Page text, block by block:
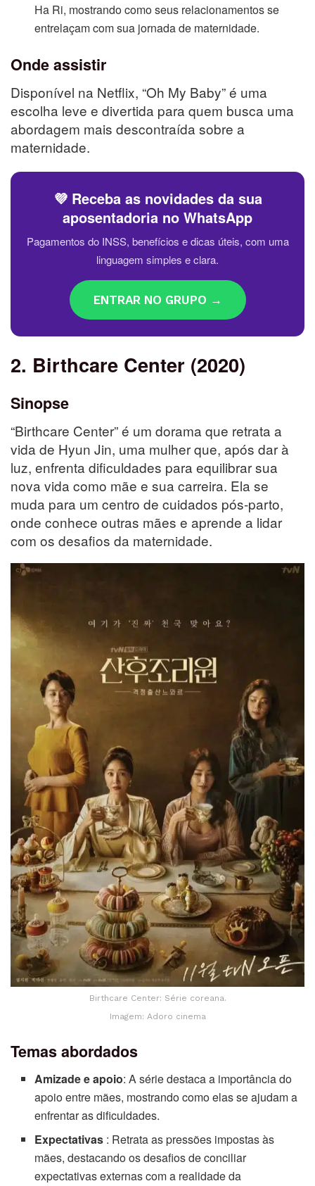
Ha Ri, mostrando como seus relacionamentos se
entrelaçam com sua jornada de maternidade.
Onde assistir
Disponível na Netflix, “Oh My Baby” é uma
escolha leve e divertida para quem busca uma
abordagem mais descontraída sobre a
maternidade.
💜 Receba as novidades da sua
aposentadoria no WhatsApp
Pagamentos do INSS, benefícios e dicas úteis, com uma
linguagem simples e clara.
ENTRAR NO GRUPO →
2. Birthcare Center (2020)
Sinopse
“Birthcare Center” é um dorama que retrata a
vida de Hyun Jin, uma mulher que, após dar à
luz, enfrenta dificuldades para equilibrar sua
nova vida como mãe e sua carreira. Ela se
muda para um centro de cuidados pós-parto,
onde conhece outras mães e aprende a lidar
com os desafios da maternidade.
Birthcare Center: Série coreana.
Imagem: Adoro cinema
Temas abordados
Amizade e apoio: A série destaca a importância do
apoio entre mães, mostrando como elas se ajudam a
enfrentar as dificuldades.
Expectativas : Retrata as pressões impostas às
mães, destacando os desafios de conciliar
expectativas externas com a realidade da